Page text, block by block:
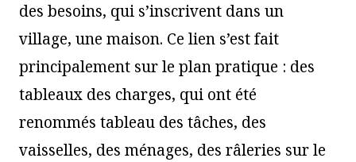
des besoins, qui s’inscrivent dans un
village, une maison. Ce lien s’est fait
principalement sur le plan pratique : des
tableaux des charges, qui ont été
renommés tableau des tâches, des
vaisselles, des ménages, des râleries sur le